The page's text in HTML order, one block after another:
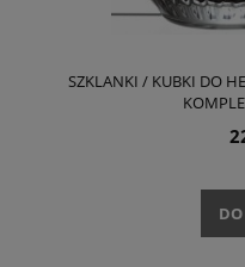
SZKLANKI / KUBKI DO